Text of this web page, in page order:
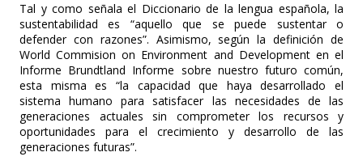
Tal y como señala el Diccionario de la lengua española, la
sustentabilidad es “aquello que se puede sustentar o
defender con razones”. Asimismo, según la definición de
World Commision on Environment and Development en el
Informe Brundtland Informe sobre nuestro futuro común,
esta misma es “la capacidad que haya desarrollado el
sistema humano para satisfacer las necesidades de las
generaciones actuales sin comprometer los recursos y
oportunidades para el crecimiento y desarrollo de las
generaciones futuras”.